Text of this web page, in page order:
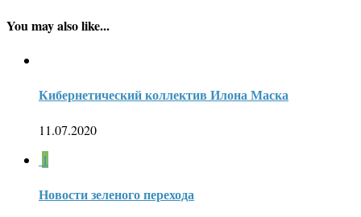
You may also like...
Кибернетический коллектив Илона Маска
11.07.2020
1
Новости зеленого перехода